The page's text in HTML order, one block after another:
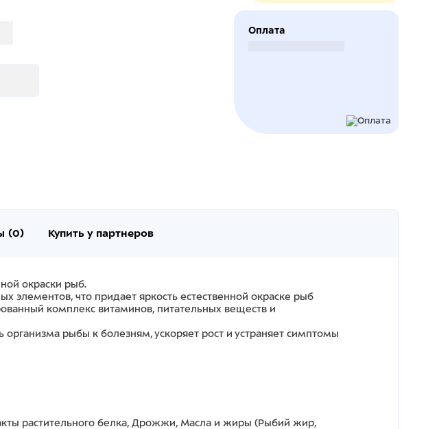
Оплата
(0) Купить у партнеров
окраски рыб.
элементов, что придает яркость естественной окраске рыб
комплекс витаминов, питательных веществ и
рыбы к болезням, ускоряет рост и устраняет симптомы
растительного белка, Дрожжи, Масла и жиры (Рыбий жир,